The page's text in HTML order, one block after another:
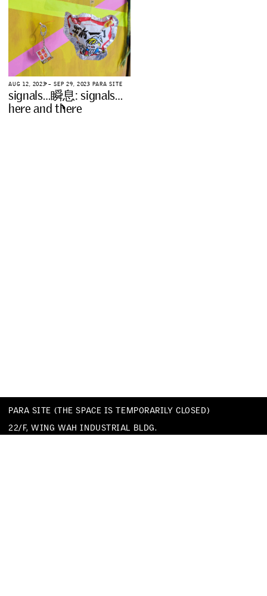
AUG 12, 2023 – SEP 29, 2023 PARA SITE
signals…瞬息: signals…
here andthere
PARA SITE (THE SPACE IS TEMPORARILY CLOSED)
22/F, WING WAH INDUSTRIAL BLDG.
677 KING’S ROAD